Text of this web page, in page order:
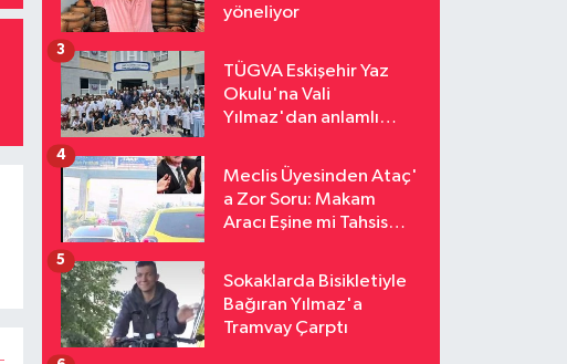
yöneliyor
TÜGVA Eskişehir Yaz
Okulu'na Vali
Yılmaz'dan anlamlı
3
Meclis Üyesinden Ataç'
a Zor Soru: Makam
Aracı Eşine mi Tahsis
4
Sokaklarda Bisikletiyle
Bağıran Yılmaz'a
Tramvay Çarptı
5